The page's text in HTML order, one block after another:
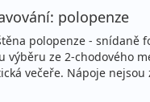
polopenze
letecky
19 990 Kč
polopenze
polopenze - snídaně
výběru ze 2-chodového
večeře. Nápoje nejsou